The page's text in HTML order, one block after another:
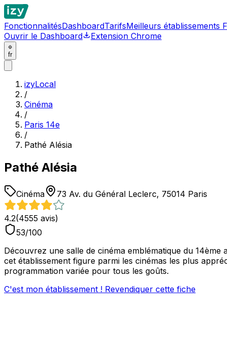
FonctionnalitésDashboardTarifsMeilleurs établissements
Ouvrir le Dashboard
Extension Chrome
fr
izyLocal
/
Cinéma
/
Paris 14e
/
Pathé Alésia
Pathé Alésia
Cinéma 73 Av. du Général Leclerc, 75014 Paris
4.2(4555 avis)
53/100
Découvrez une salle de cinéma emblématique du
cet établissement figure parmi les cinémas les plus
programmation variée pour tous les goûts.
C'est mon établissement ! Revendiquer cette fiche